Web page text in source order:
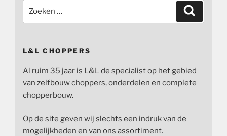
naar:
L&L CHOPPERS
Al ruim 35 jaar is L&L de specialist op het gebied
van zelfbouw choppers, onderdelen en complete
chopperbouw.
Op de site geven wij slechts een indruk van de
mogelijkheden en van ons assortiment.